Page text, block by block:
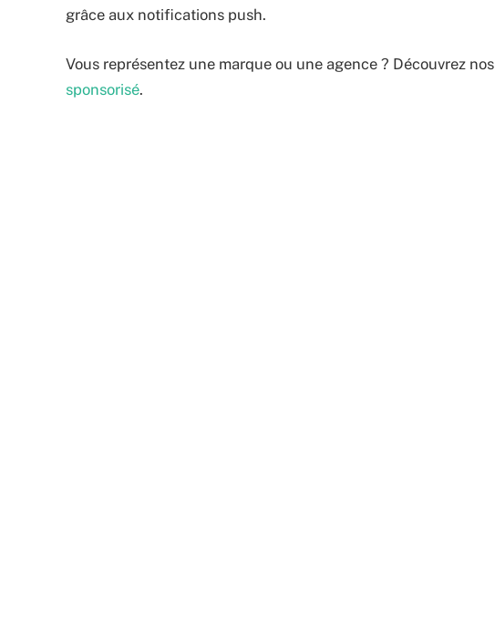
grâce aux notifications push.
Vous représentez une marque ou une agence ? Découvrez nos
sponsorisé.